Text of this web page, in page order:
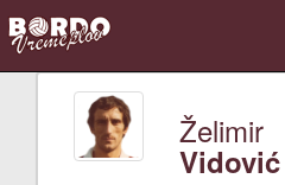
Želimir
Vidović